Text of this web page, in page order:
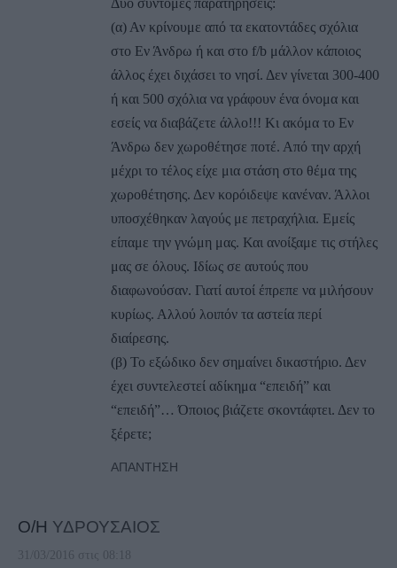
(α) Αν κρίνουμε από τα εκατοντάδες σχόλια
στο Εν Άνδρω ή και στο f/b μάλλον κάποιος
άλλος έχει διχάσει το νησί. Δεν γίνεται 300-400
ή και 500 σχόλια να γράφουν ένα όνομα και
εσείς να διαβάζετε άλλο!!! Κι ακόμα το Εν
Άνδρω δεν χωροθέτησε ποτέ. Από την αρχή
μέχρι το τέλος είχε μια στάση στο θέμα της
χωροθέτησης. Δεν κορόιδεψε κανέναν. Άλλοι
υποσχέθηκαν λαγούς με πετραχήλια. Εμείς
είπαμε την γνώμη μας. Και ανοίξαμε τις στήλες
μας σε όλους. Ιδίως σε αυτούς που
διαφωνούσαν. Γιατί αυτοί έπρεπε να μιλήσουν
κυρίως. Αλλού λοιπόν τα αστεία περί
διαίρεσης.
(β) Το εξώδικο δεν σημαίνει δικαστήριο. Δεν
έχει συντελεστεί αδίκημα “επειδή” και
“επειδή”… Όποιος βιάζετε σκοντάφτει. Δεν το
ξέρετε;
ΑΠΆΝΤΗΣΗ
Ο/Η ΥΔΡΟΥΣΑΙΟΣ
31/03/2016 στις 08:18